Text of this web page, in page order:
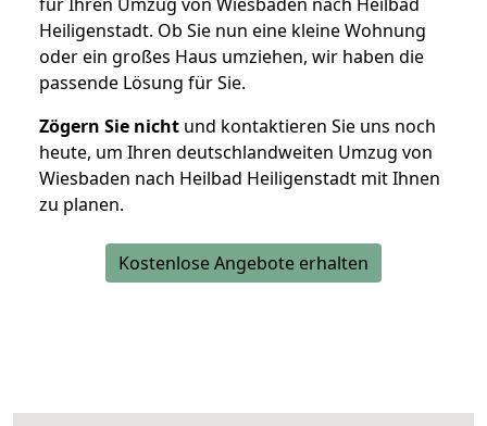
Heiligenstadt. Ob Sie nun eine kleine Wohnung
oder ein großes Haus umziehen, wir haben die
passende Lösung für Sie.
Zögern Sie nicht und kontaktieren Sie uns noch
heute, um Ihren deutschlandweiten Umzug von
Wiesbaden nach Heilbad Heiligenstadt mit Ihnen
zu planen.
Kostenlose Angebote erhalten